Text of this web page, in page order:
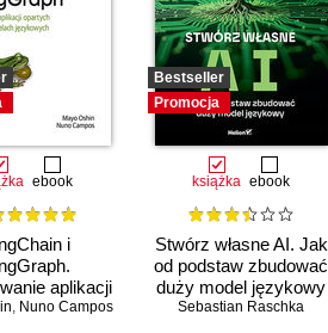
ebook
i
aplikacji
na dużych
, Nuno Campos
Bestseller
Promocja
książka ebook
Stwórz własne AI. Jak
od podstaw zbudować
duży model językowy
Sebastian Raschka